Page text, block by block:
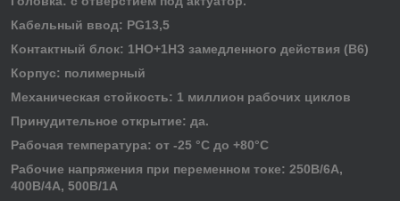
Кабельный ввод: PG13,5
Контактный блок: 1НО+1НЗ замедленного действия (B6)
Корпус: полимерный
Механическая стойкость: 1 миллион рабочих циклов
Принудительное открытие: да.
Рабочая температура: от -25 °C до +80°C
Рабочие напряжения при переменном токе: 250В/6А,
400В/4А, 500В/1А